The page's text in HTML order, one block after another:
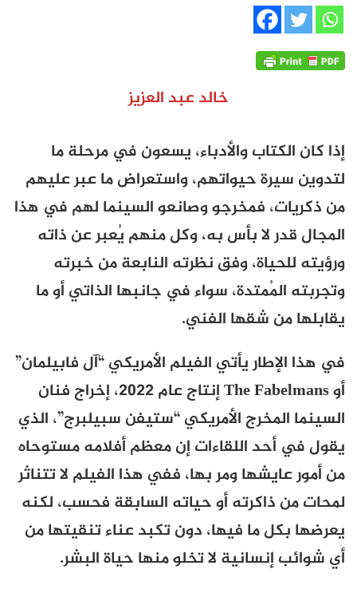
خالد عبد العزيز
إذا كان الكتاب والأدباء، يسعون في مرحلة ما
لتدوين سيرة حيواتهم، واستعراض ما عبر عليهم
من ذكريات، فمخرجو وصانعو السينما لهم في هذا
المجال قدر لا بأس به، وكل منهم يُعبر عن ذاته
ورؤيته للحياة، وفق نظرته النابعة من خبرته
وتجربته المُمتدة، سواء في جانبها الذاتي أو ما
يقابلها من شقها الفني.
في هذا الإطار يأتي الفيلم الأمريكي “آل فابيلمان”
أوThe Fabelmans
إنتاج عام 2022، إخراج فنان
السينما المخرج الأمريكي “ستيفن سبيلبرج”، الذي
يقول في أحد اللقاءات إن معظم أفلامه مستوحاه
من أمور عايشها ومر بها، ففي هذا الفيلم لا تتناثر
لمحات من ذاكرته أو حياته السابقة فحسب، لكنه
يعرضها بكل ما فيها، دون تكبد عناء تنقيتها من
أي شوائب إنسانية لا تخلو منها حياة البشر.